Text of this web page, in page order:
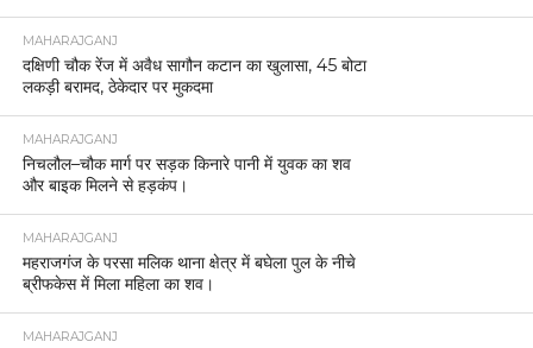
MAHARAJGANJ
दक्षिणी चौक रेंज में अवैध सागौन कटान का खुलासा, 45 बोटा
लकड़ी बरामद, ठेकेदार पर मुकदमा
MAHARAJGANJ
निचलौल–चौक मार्ग पर सड़क किनारे पानी में युवक का शव
और बाइक मिलने से हड़कंप।
MAHARAJGANJ
महराजगंज के परसा मलिक थाना क्षेत्र में बघेला पुल के नीचे
ब्रीफकेस में मिला महिला का शव।
MAHARAJGANJ